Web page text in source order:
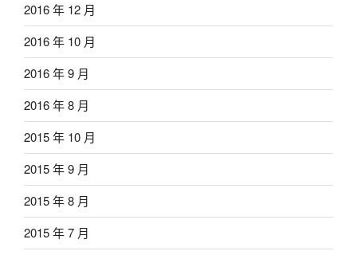
2016 年 12 月
2016 年 10 月
2016 年 9 月
2016 年 8 月
2015 年 10 月
2015 年 9 月
2015 年 8 月
2015 年 7 月